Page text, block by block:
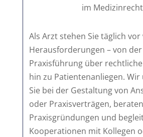
im Medizinrecht
Als Arzt stehen Sie täglich
Herausforderungen – von der
Praxisführung über
hin zu Patientenanliegen.
Sie bei der Gestaltung von
oder Praxisverträgen,
Praxisgründungen und
Kooperationen mit Kollegen